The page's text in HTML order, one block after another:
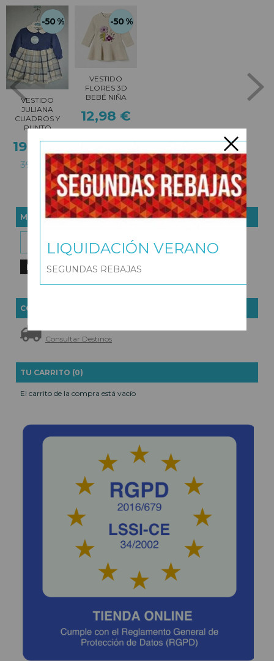
MARCAS
COSTES DE ENVÍO
Consultar Destinos
TU CARRITO (0)
El carrito de la compra está vacío
-50 %
VESTIDO
JULIANA
CUADROS Y
PUNTO
19,83 €
39,65 €
-50 %
VESTIDO
FLORES 3D
BEBÉ NIÑA
12,98 €
LIQUIDACIÓN VERANO
SEGUNDAS REBAJAS